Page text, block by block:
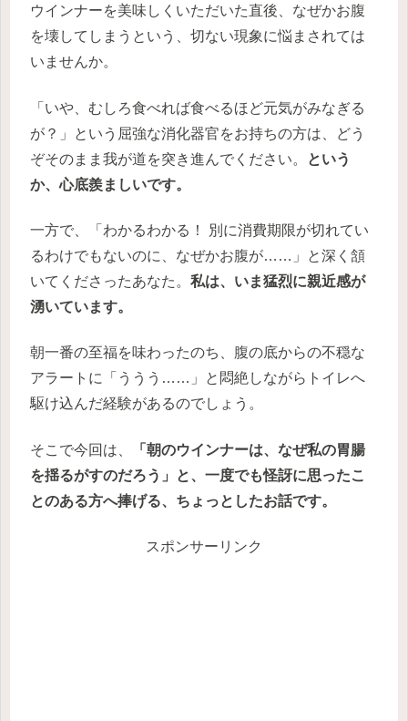
ウインナーを美味しくいただいた直後、なぜかお腹
を壊してしまうという、切ない現象に悩まされては
いませんか。
「いや、むしろ食べれば食べるほど元気がみなぎる
が？」という屈強な消化器官をお持ちの方は、どう
ぞそのまま我が道を突き進んでください。
という
か、心底羨ましいです。
一方で、「わかるわかる！ 別に消費期限が切れてい
るわけでもないのに、なぜかお腹が……」と深く頷
いてくださったあなた。 私は、いま猛烈に親近感が
湧いています。
朝一番の至福を味わったのち、腹の底からの不穏な
アラートに「ううう……」と悶絶しながらトイレへ
駆け込んだ経験があるのでしょう。
そこで今回は、
「朝のウインナーは、なぜ私の胃腸
を揺るがすのだろう」と、一度でも怪訝に思ったこ
とのある方へ捧げる、ちょっとしたお話です。
スポンサーリンク